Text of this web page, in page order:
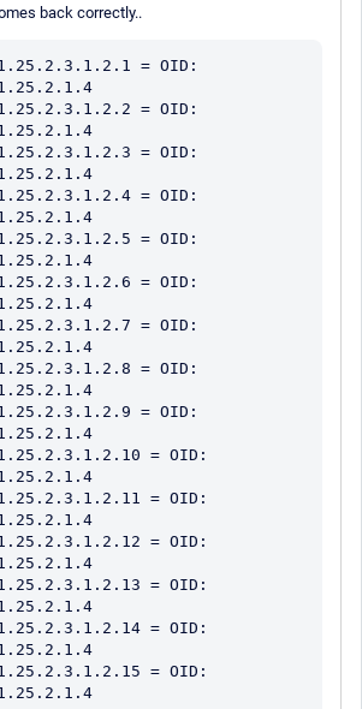
back correctly..
= OID:
= OID:
= OID:
= OID:
= OID:
= OID:
= OID:
= OID:
= OID:
= OID:
= OID:
= OID:
= OID:
= OID:
= OID: